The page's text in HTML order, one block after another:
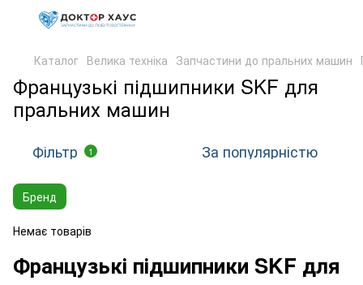
Каталог Велика техніка Запчастини до пральних машин
Французькі підшипники SKF для
пральних машин
Фільтр 1 За популярністю
Бренд
Немає товарів
Французькі підшипники SKF для